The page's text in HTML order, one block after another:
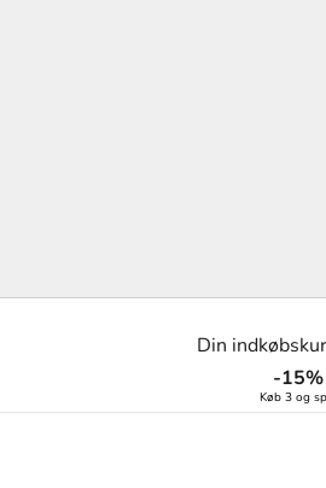
Din
-15%
Køb 3 og